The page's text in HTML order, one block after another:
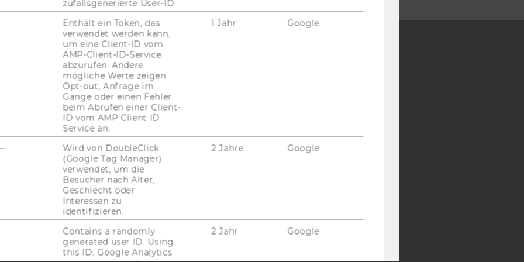
NewsletterBluesky
WEBSEITE
MEDIA
zufallsgenerierte User-ID.
Enthält ein Token, das
verwendet werden kann,
um eine Client-ID vom
AMP-Client-ID-Service
abzurufen. Andere
mögliche Werte zeigen
Opt-out, Anfrage im
Gange oder einen Fehler
beim Abrufen einer Client-
ID vom AMP Client ID
Service an.
1 Jahr Google
Wird von DoubleClick
(Google Tag Manager)
verwendet, um die
Besucher nach Alter,
Geschlecht oder
Interessen zu
identifizieren.
2 Jahre Google
Contains a randomly
generated user ID. Using
this ID, Google Analytics
2 Jahr Google